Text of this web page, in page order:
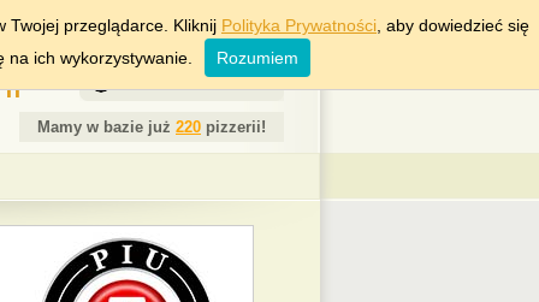
WROCŁAW
7 Sierpień 2026
Mamy w bazie już 220 pizzerii!
Twojej przeglądarce. Kliknij Polityka Prywatności , aby dowiedzieć się
ich wykorzystywanie.
Rozumiem